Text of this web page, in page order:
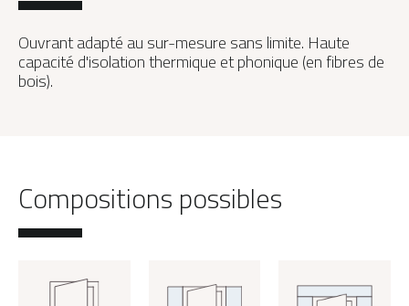
Ouvrant adapté au sur-mesure sans limite. Haute
capacité d'isolation thermique et phonique (en fibres de
bois).
Compositions possibles